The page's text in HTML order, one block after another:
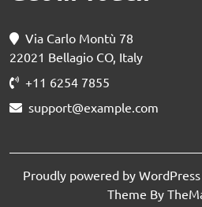
Via Carlo Montù 78
22021 Bellagio CO, Italy
+11 6254 7855
support@example.com
Proudly powered by WordPress
Theme By